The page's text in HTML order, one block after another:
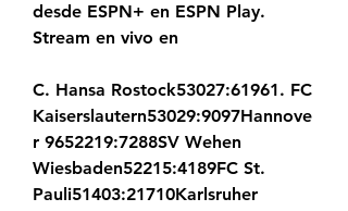
desde ESPN+ en ESPN Play.
Stream en vivo en
C. Hansa Rostock53027:61961. FC
Kaiserslautern53029:9097Hannove
r 9652219:7288SV Wehen
Wiesbaden52215:4189FC St.
Pauli51403:21710Karlsruher